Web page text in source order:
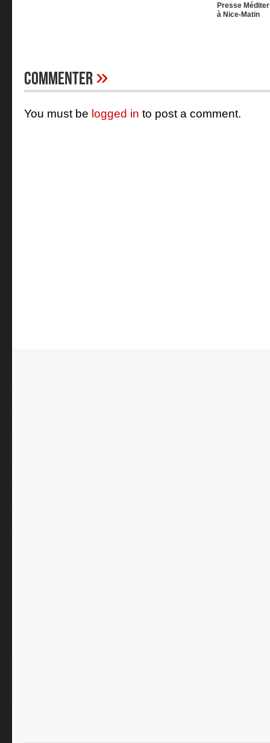
Presse
à Nice-Matin
Commenter»
You must be logged in to post a comment.